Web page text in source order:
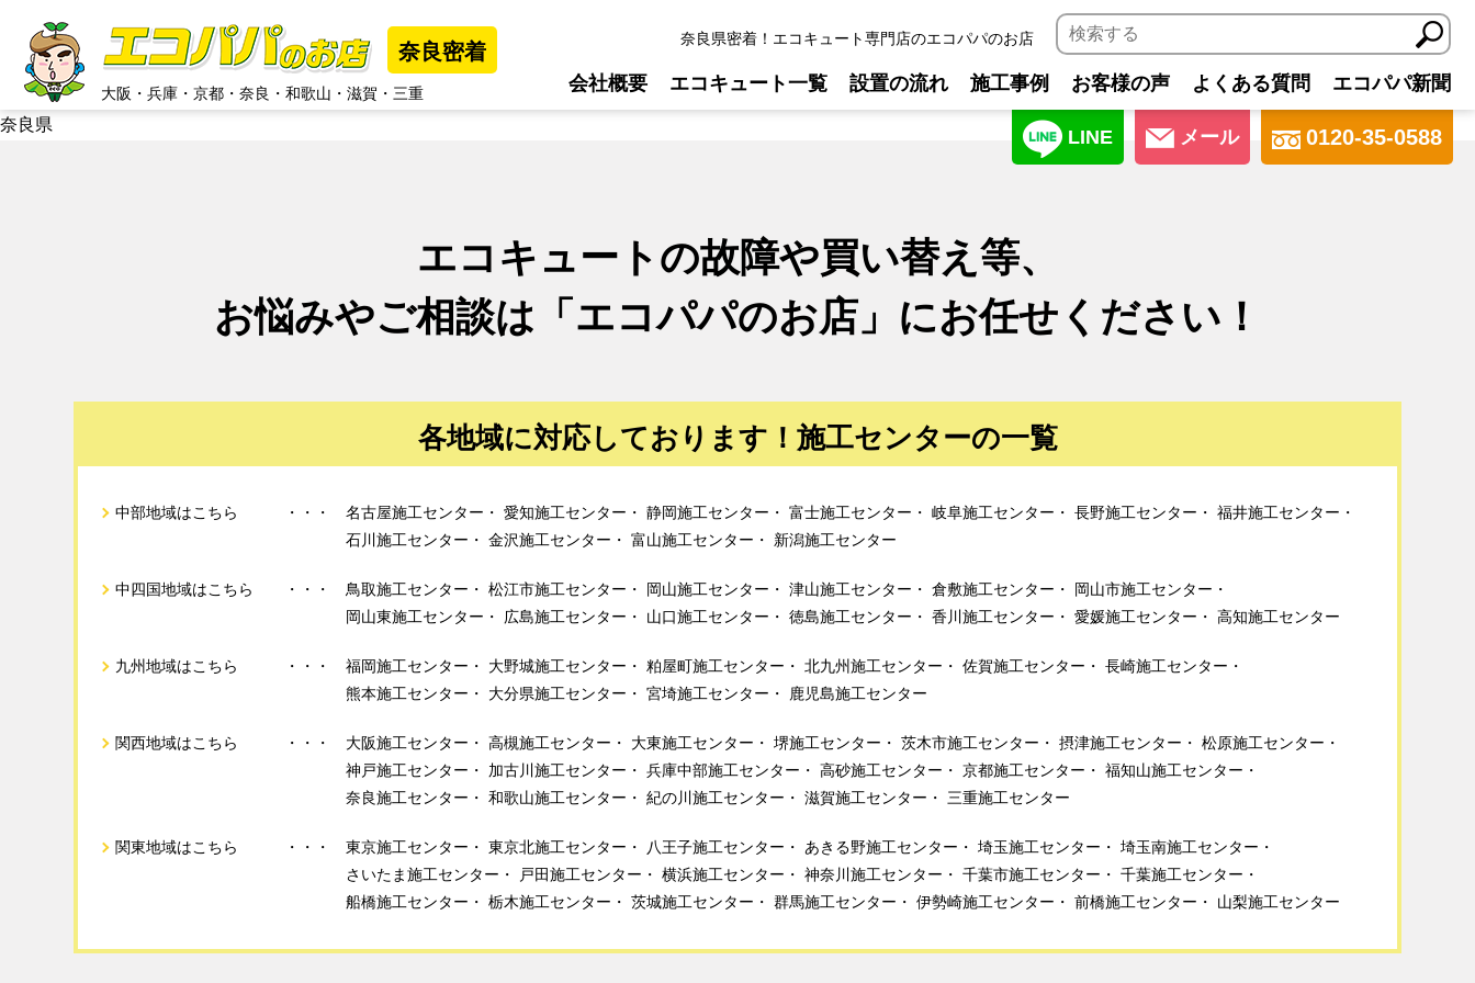
奈良県密着！エコキュート専門店のエコパパのお店
奈良密着
大阪 ・ 兵庫 ・ 京都 ・ 奈良 ・ 和歌山 ・ 滋賀 ・ 三重 会社概要 エコキュート一覧 設置の流れ 施工事例 お客様の声 よくある質問 エコパパ新聞
LINE メール 0120-35-0588
奈良県
エコキュートの故障や買い替え等、
お悩みやご相談は 「エコパパのお店」にお任せください！
各地域に対応しております！ 施工センターの一覧
中部地域はこちら 名古屋施工センター 愛知施工センター 静岡施工センター 富士施工センター 岐阜施工センター 長野施工センター
福井施工センター
石川施工センター
金沢施工センター 富山施工センター 新潟施工センター
中四国地域はこちら 鳥取施工センター 松江市施工センター 岡山施工センター 津山施工センター 倉敷施工センター
岡山市施工センター
岡山東施工センター
広島施工センター 山口施工センター 徳島施工センター 香川施工センター 愛媛施工センター 高知施工センター
九州地域はこちら 福岡施工センター 大野城施工センター 粕屋町施工センター 北九州施工センター 佐賀施工センター
長崎施工センター
熊本施工センター
大分県施工センター 宮埼施工センター 鹿児島施工センター
関西地域はこちら 大阪施工センター 高槻施工センター 大東施工センター 堺施工センター 茨木市施工センター 摂津施工センター
松原施工センター
神戸施工センター
加古川施工センター 兵庫中部施工センター 高砂施工センター 京都施工センター
福知山施工センター
奈良施工センター
和歌山施工センター 紀の川施工センター 滋賀施工センター 三重施工センター
関東地域はこちら 東京施工センター 東京北施工センター 八王子施工センター あきる野施工センター 埼玉施工センター
埼玉南施工センター
さいたま施工センター
戸田施工センター 横浜施工センター 神奈川施工センター 千葉市施工センター
千葉施工センター
船橋施工センター
栃木施工センター 茨城施工センター 群馬施工センター 伊勢崎施工センター 前橋施工センター 山梨施工センター